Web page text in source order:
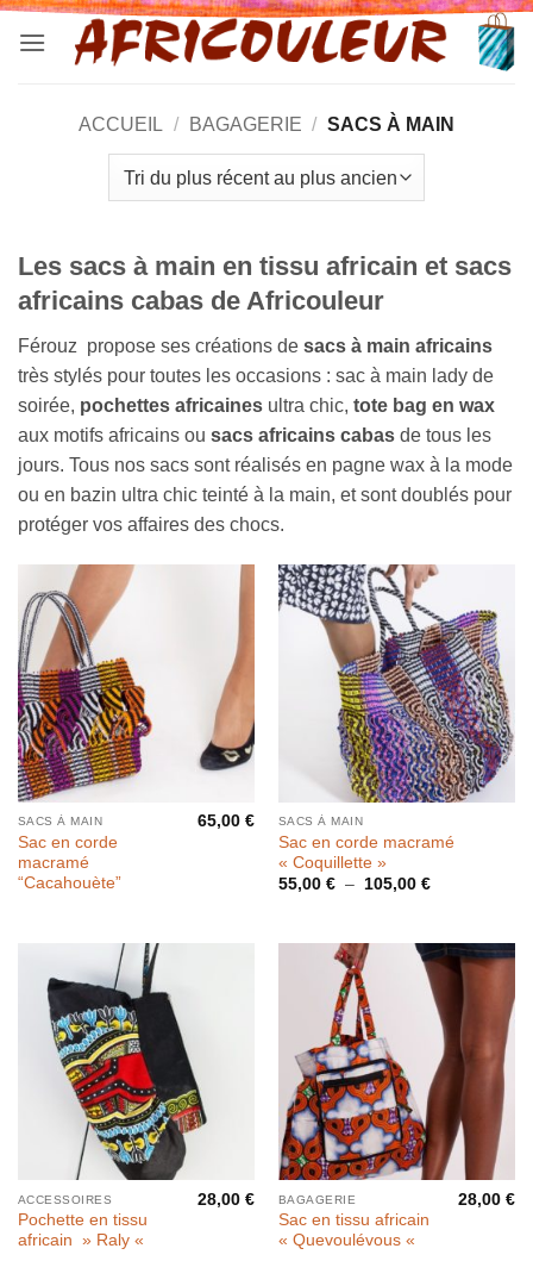
Passer
ACCUEIL / BAGAGERIE / SACS À MAIN
Les sacs à main en tissu africain et sacs
africains cabas de Africouleur
Férouz propose ses créations de sacs à main africains
très stylés pour toutes les occasions : sac à main lady de
soirée, pochettes africaines ultra chic, tote bag en wax
aux motifs africains ou sacs africains cabas de tous les
jours. Tous nos sacs sont réalisés en pagne wax à la mode
ou en bazin ultra chic teinté à la main, et sont doublés pour
protéger vos affaires des chocs.
SACS À MAIN
Sac en corde
macramé
“Cacahouète”
65,00€ SACS À MAIN
Sac en corde macramé
« Coquillette »
55,00 € – 105,00 €Plage
à
105,00 €
ACCESSOIRES
Pochette en tissu
africain » Raly «
28,00€ BAGAGERIE
Sac en tissu africain
« Quevoulévous «
28,00€